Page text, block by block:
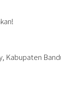
Kabupaten